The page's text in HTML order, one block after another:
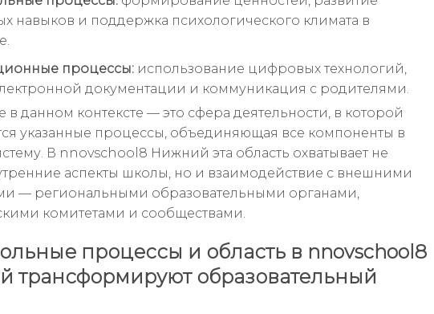
навыков и поддержка психологического климата в
процессы: использование цифровых технологий,
документации и коммуникация с родителями.
в данном контексте — это сфера деятельности, в которой
указанные процессы, объединяющая все компоненты в
В nnovschool8 Нижний эта область охватывает не
аспекты школы, но и взаимодействие с внешними
— региональными образовательными органами,
комитетами и сообществами.
процессы и область в nnovschool8
трансформируют образовательный